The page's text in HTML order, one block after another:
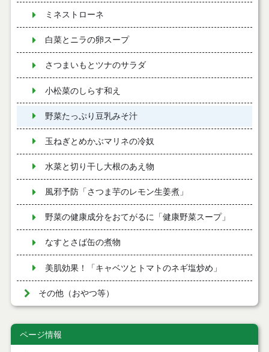
ミネストローネ
白菜とニラの卵スープ
さつまいもとツナのサラダ
小松菜のしらす和え
野菜たっぷり豆乳みそ汁
玉ねぎとめかぶマリネの冷奴
水菜と切り干し大根のあえ物
風邪予防「さつま芋のレモン生姜煮」
野菜の健康成分をおてがるに「健康野菜スープ」
なすとさば缶の煮物
美肌効果！「キャベツとトマトのネギ塩炒め」
その他（おやつ等）
ページ情報